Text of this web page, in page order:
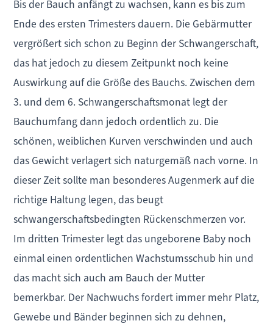
Bis der Bauch anfängt zu wachsen, kann es bis zum
Ende des ersten Trimesters dauern. Die Gebärmutter
vergrößert sich schon zu Beginn der Schwangerschaft,
das hat jedoch zu diesem Zeitpunkt noch keine
Auswirkung auf die Größe des Bauchs. Zwischen dem
3. und dem 6. Schwangerschaftsmonat legt der
Bauchumfang dann jedoch ordentlich zu. Die
schönen, weiblichen Kurven verschwinden und auch
das Gewicht verlagert sich naturgemäß nach vorne. In
dieser Zeit sollte man besonderes Augenmerk auf die
richtige Haltung legen, das beugt
schwangerschaftsbedingten Rückenschmerzen vor.
Im dritten Trimester legt das ungeborene Baby noch
einmal einen ordentlichen Wachstumsschub hin und
das macht sich auch am Bauch der Mutter
bemerkbar. Der Nachwuchs fordert immer mehr Platz,
Gewebe und Bänder beginnen sich zu dehnen,